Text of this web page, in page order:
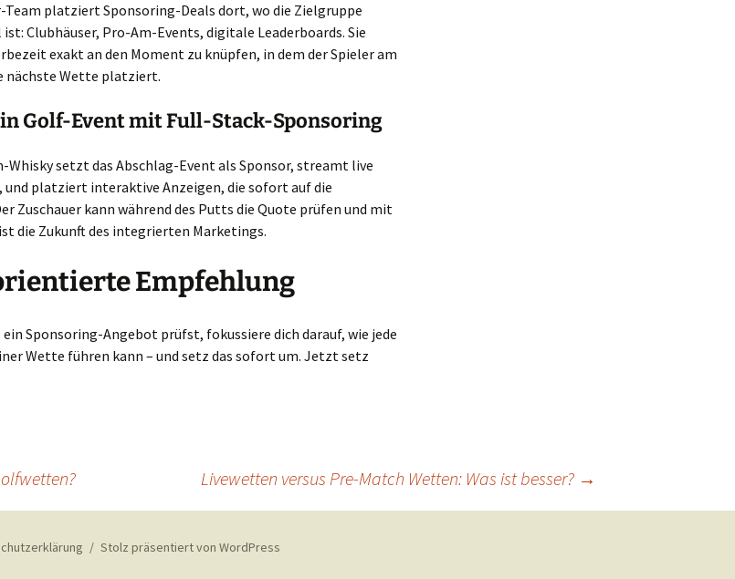
Team platziert Sponsoring-Deals dort, wo die Zielgruppe
Clubhäuser, Pro-Am-Events, digitale Leaderboards. Sie
exakt an den Moment zu knüpfen, in dem der Spieler am
nächste Wette platziert.
Golf-Event mit Full-Stack-Sponsoring
Whisky setzt das Abschlag-Event als Sponsor, streamt live
, und platziert interaktive Anzeigen, die sofort auf die
Zuschauer kann während des Putts die Quote prüfen und mit
die Zukunft des integrierten Marketings.
Empfehlung
ein Sponsoring-Angebot prüfst, fokussiere dich darauf, wie jede
Wette führen kann – und setz das sofort um. Jetzt setz
Livewetten versus Pre-Match Wetten: Was ist besser? →
Stolz präsentiert von WordPress